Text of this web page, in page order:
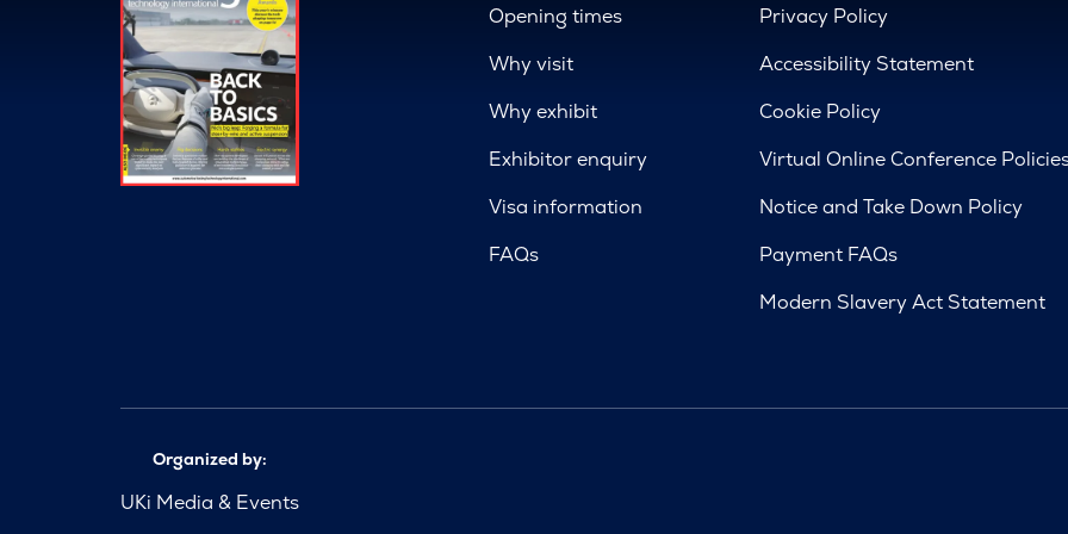
Opening times
Why visit
Why exhibit
Exhibitor enquiry
Visa information
FAQs
Privacy Policy
Accessibility Statement
Cookie Policy
Virtual Online Conference
Notice and Take Down Policy
Payment FAQs
Modern Slavery Act Statement
Organized by:
UKi Media & Events